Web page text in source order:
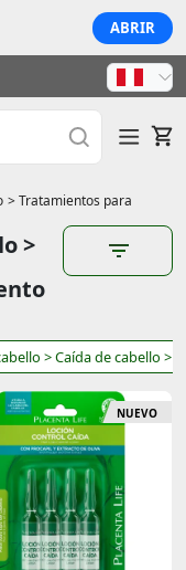
ABRIR
> Tratamientos para
>
> Caída de cabello >
NUEVO